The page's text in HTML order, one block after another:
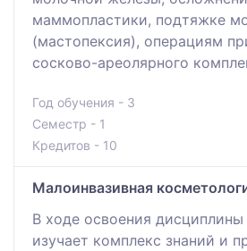
маммопластики, подтяжке
(мастопексия), операциям
сосково-ареолярного
Год обучения - 3
Семестр - 1
Кредитов - 10
Малоинвазивная
В ходе освоения дисциплины
изучает комплекс знаний и